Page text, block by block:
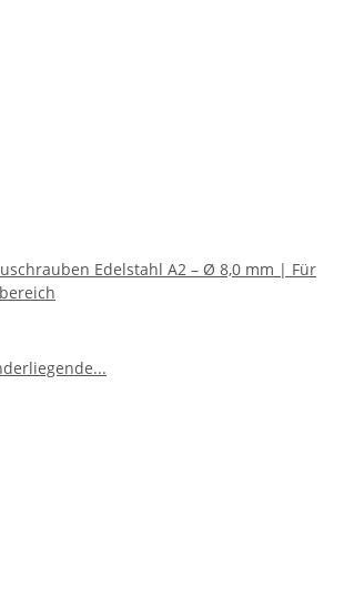
Edelstahl A2 – Ø 8,0 mm | Für